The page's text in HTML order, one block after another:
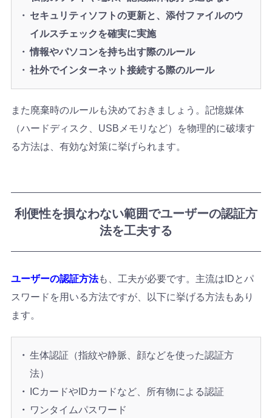
セキュリティソフトの更新と、添付ファイルのウ
イルスチェックを確実に実施
情報やパソコンを持ち出す際のルール
社外でインターネット接続する際のルール
また廃棄時のルールも決めておきましょう。記憶媒体
（ハードディスク、USBメモリなど）を物理的に破壊す
る方法は、有効な対策に挙げられます。
利便性を損なわない範囲でユーザーの認証方
法を工夫する
ユーザーの認証方法も、工夫が必要です。主流はIDとパ
スワードを用いる方法ですが、以下に挙げる方法もあり
ます。
生体認証（指紋や静脈、顔などを使った認証方
法）
ICカードやIDカードなど、所有物による認証
ワンタイムパスワード